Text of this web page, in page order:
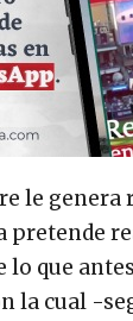
le
pretende
lo que
la cual -